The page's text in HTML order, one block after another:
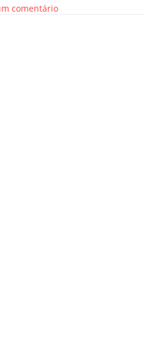
comentário